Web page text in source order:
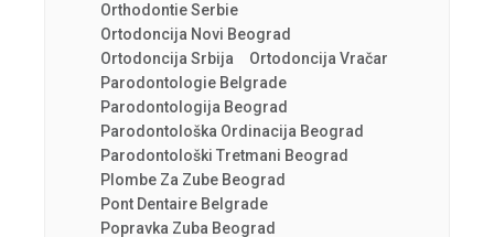
Orthodontie Serbie
Ortodoncija Novi Beograd
Ortodoncija Srbija
Ortodoncija Vračar
Parodontologie Belgrade
Parodontologija Beograd
Parodontološka Ordinacija Beograd
Parodontološki Tretmani Beograd
Plombe Za Zube Beograd
Pont Dentaire Belgrade
Popravka Zuba Beograd